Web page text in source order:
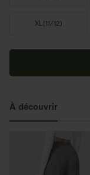
XL(11/12)
À découvrir